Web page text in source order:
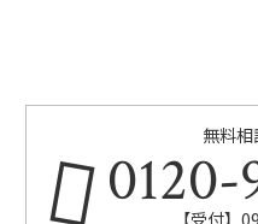
無料
【受付】